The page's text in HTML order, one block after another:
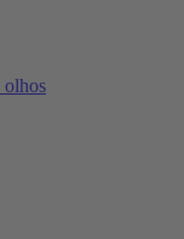
olhos